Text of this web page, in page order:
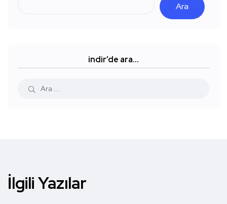
Ara
indir’de ara…
İlgili Yazılar